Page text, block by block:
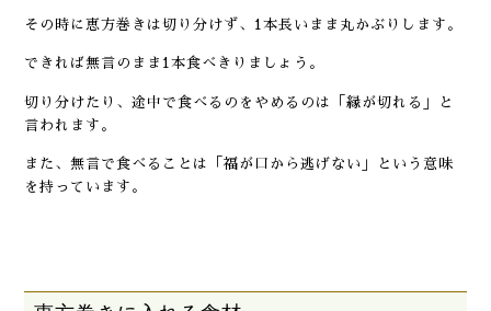
その時に恵方巻きは切り分けず、1本長いまま丸かぶりします。
できれば無言のまま1本食べきりましょう。
切り分けたり、途中で食べるのをやめるのは「縁が切れる」と
言われます。
また、無言で食べることは「福が口から逃げない」という意味
を持っています。